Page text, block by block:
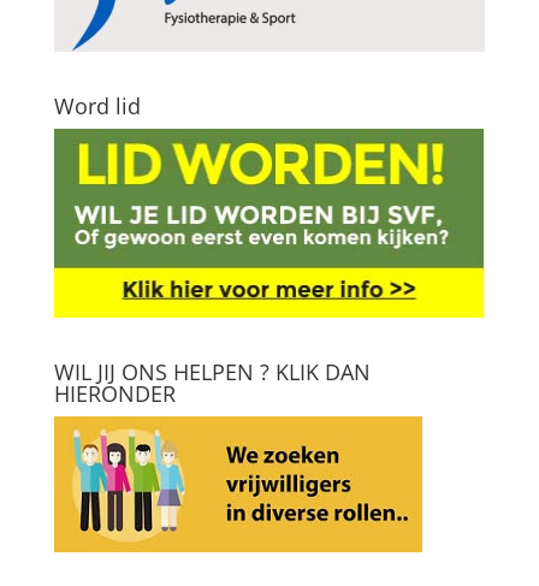
Word lid
WIL JIJ ONS HELPEN ? KLIK DAN
HIERONDER